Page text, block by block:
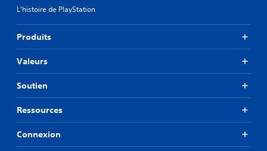
L'histoire de PlayStation
Produits
Valeurs
Soutien
Ressources
Connexion